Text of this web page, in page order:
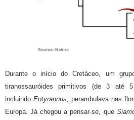
Durante o início do Cretáceo, um
tiranossauróides primitivos (de 3 até
incluindoEotyrannus, perambulava nas
Europa. Já chegou a pensar-se, que